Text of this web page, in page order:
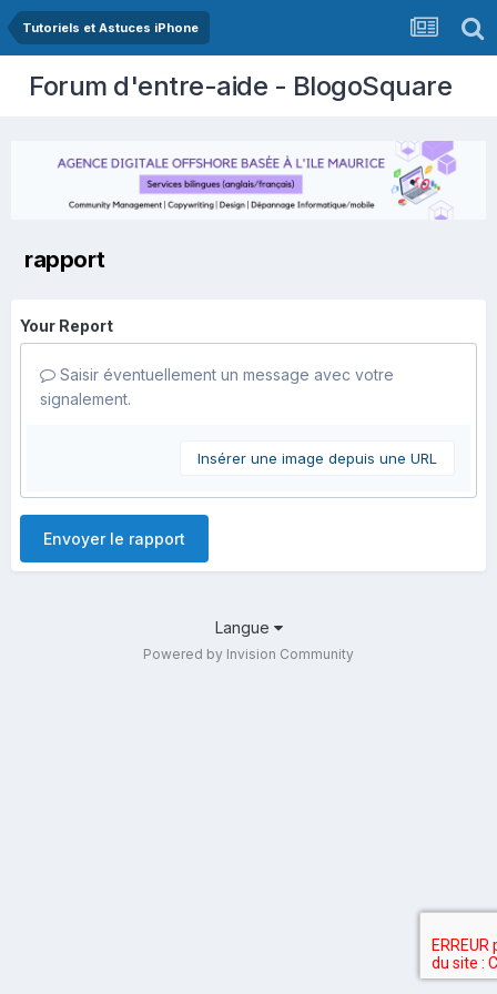
Tutoriels et Astuces iPhone
Forum d'entre-aide - BlogoSquare
rapport
Your Report
Saisir éventuellement un message avec votre
signalement.
Insérer une image depuis une URL
Envoyer le rapport
Langue
Powered by Invision Community